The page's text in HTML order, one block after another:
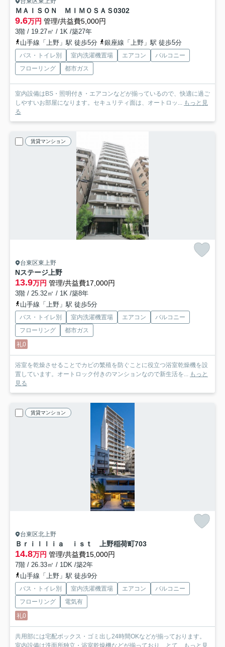
ＭＡＩＳＯＮ ＭＩＭＯＳＡＳ0302
9.6万円 管理/共益費5,000円
3階 / 19.27㎡ / 1K /築27年
山手線「上野」駅 徒歩5分
銀座線「上野」駅 徒歩5分
バス・トイレ別 室内洗濯機置場 エアコン
バルコニー
フローリング
都市ガス
室内設備はBS・照明付き・エアコンなどが揃っているので、快適に過ご
しやすいお部屋になります。セキュリティ面は、オートロッ... もっと見
る
賃貸マンション
台東区東上野
Nステージ上野
13.9万円 管理/共益費17,000円
3階 / 25.32㎡ / 1K /築8年
山手線「上野」駅 徒歩5分
バス・トイレ別 室内洗濯機置場 エアコン
バルコニー
フローリング
都市ガス
礼0
浴室を乾燥させることでカビの繁殖を防ぐことに役立つ浴室乾燥機を設
置しています。オートロック付きのマンションなので新生活を... もっと
見る
賃貸マンション
台東区北上野
Ｂｒｉｌｌｉａ ｉｓｔ 上野稲荷町703
14.8万円 管理/共益費15,000円
7階 / 26.33㎡ / 1DK /築2年
山手線「上野」駅 徒歩9分
バス・トイレ別 室内洗濯機置場 エアコン
バルコニー
フローリング
電気有
礼0
共用部には宅配ボックス・ゴミ出し24時間OKなどが揃っております。
室内設備は洗面所独立・浴室乾燥機などが揃っており、とて...
もっと見